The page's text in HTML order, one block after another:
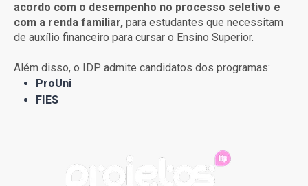
acordo com o desempenho no processo seletivo e
com a renda familiar, para estudantes que necessitam
de auxílio financeiro para cursar o Ensino Superior.
Além disso, o IDP admite candidatos dos programas:
ProUni
FIES